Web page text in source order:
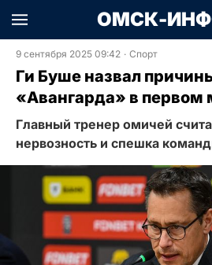
ОМСК-
9 сентября 2025 09:42 · Спорт
Ги Буше назвал
«Авангарда» в первом
Главный тренер омичей
нервозность и спешка